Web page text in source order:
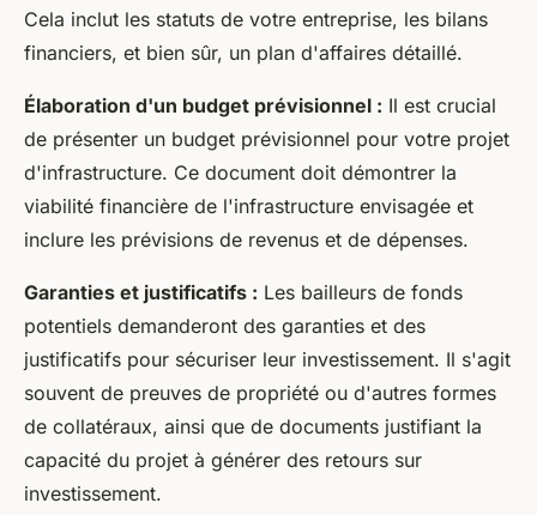
Cela inclut les statuts de votre entreprise, les bilans
financiers, et bien sûr, un plan d'affaires détaillé.
Élaboration d'un budget prévisionnel : Il est crucial
de présenter un budget prévisionnel pour votre projet
d'infrastructure. Ce document doit démontrer la
viabilité financière de l'infrastructure envisagée et
inclure les prévisions de revenus et de dépenses.
Garanties et justificatifs : Les bailleurs de fonds
potentiels demanderont des garanties et des
justificatifs pour sécuriser leur investissement. Il s'agit
souvent de preuves de propriété ou d'autres formes
de collatéraux, ainsi que de documents justifiant la
capacité du projet à générer des retours sur
investissement.